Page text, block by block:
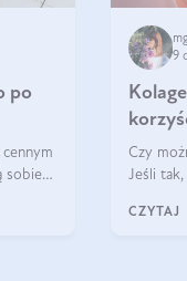
po
sobie
9
Czy
Jeśli
CZYTAJ